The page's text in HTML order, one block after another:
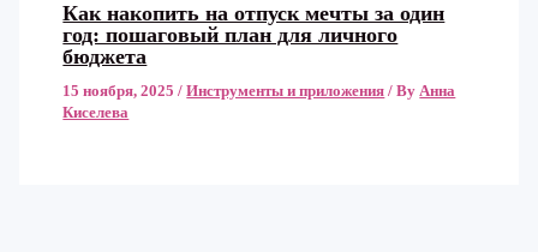
Как накопить на отпуск мечты за один
год: пошаговый план для личного
бюджета
15 ноября, 2025/Инструменты и приложения / ByАнна
Киселева